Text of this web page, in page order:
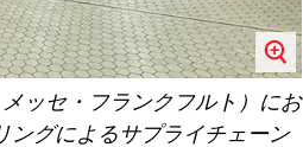
ッセ・フランクフルト）にお
ングによるサプライチェーン